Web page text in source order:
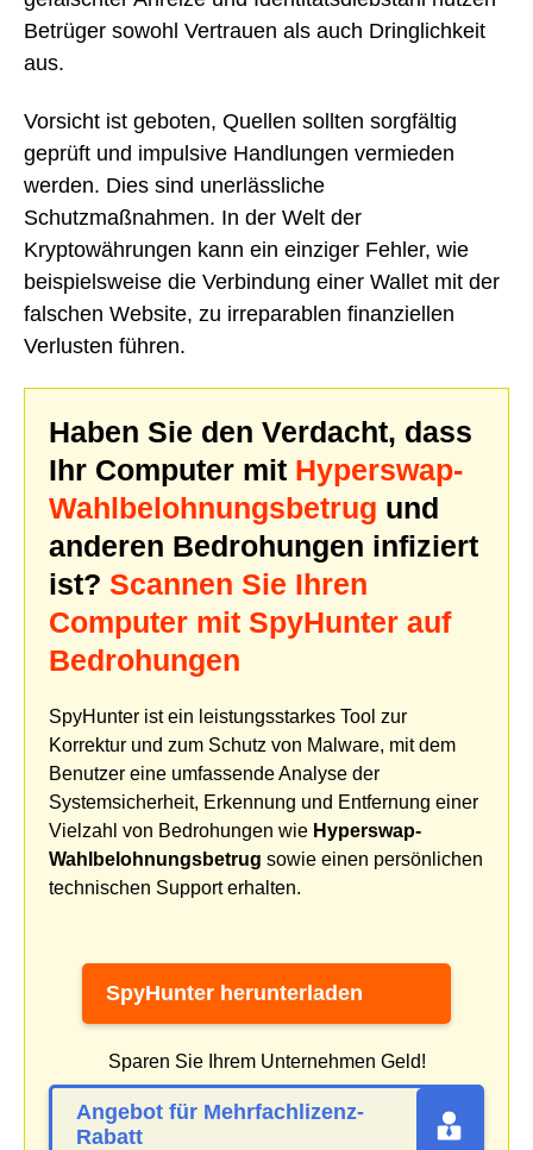
Betrüger sowohl Vertrauen als auch Dringlichkeit
aus.
Vorsicht ist geboten, Quellen sollten sorgfältig
geprüft und impulsive Handlungen vermieden
werden. Dies sind unerlässliche
Schutzmaßnahmen. In der Welt der
Kryptowährungen kann ein einziger Fehler, wie
beispielsweise die Verbindung einer Wallet mit der
falschen Website, zu irreparablen finanziellen
Verlusten führen.
Haben Sie den Verdacht, dass
Ihr Computer mit Hyperswap-
Wahlbelohnungsbetrug und
anderen Bedrohungen infiziert
ist? Scannen Sie Ihren
Computer mit SpyHunter auf
Bedrohungen
SpyHunter ist ein leistungsstarkes Tool zur
Korrektur und zum Schutz von Malware, mit dem
Benutzer eine umfassende Analyse der
Systemsicherheit, Erkennung und Entfernung einer
Vielzahl von Bedrohungen wie Hyperswap-
Wahlbelohnungsbetrug sowie einen persönlichen
technischen Support erhalten.
SpyHunter herunterladen
Sparen Sie Ihrem Unternehmen Geld!
Angebot für Mehrfachlizenz-
Rabatt